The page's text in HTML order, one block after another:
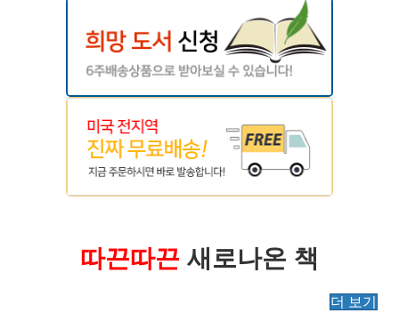
따끈따끈 새로나온 책
더 보기